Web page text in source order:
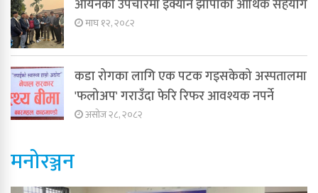
आर्यनको उपचारमा इक्यान झापाको आर्थिक सहयोग
माघ १२, २०८२
कडा रोगका लागि एक पटक गइसकेको अस्पतालमा
'फलोअप' गराउँदा फेरि रिफर आवश्यक नपर्ने
असोज २८, २०८२
मनोरञ्जन